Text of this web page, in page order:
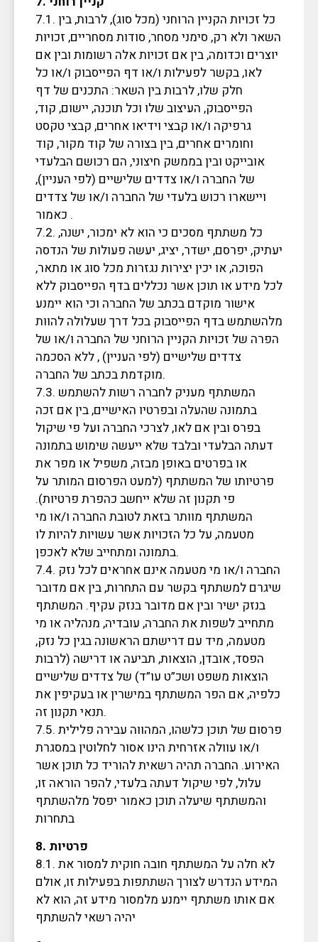
7.1. כל זכויות הקניין הרוחני (מכל סוג), לרבות, בין
השאר ולא רק, סימני מסחר, סודות מסחריים, זכויות
יוצרים וכדומה, בין אם זכויות אלה רשומות ובין אם
לאו, בקשר לפעילות ו/או דף הפייסבוק ו/או כל
חלק שלו, לרבות בין השאר: התכנים של דף
הפייסבוק, העיצוב שלו וכל תוכנה, יישום, קוד,
גרפיקה ו/או קבצי וידיאו אחרים, קבצי טקסט
וחומרים אחרים, בין בצורה של קוד מקור, קוד
אובייקט ובין בממשק חיצוני, הם רכושם הבלעדי
של החברה ו/או צדדים שלישיים (לפי העניין),
ויישארו רכוש בלעדי של החברה ו/או של צדדים
כאמור .
7.2. כל משתתף מסכים כי הוא לא ימכור, ישנה,
יעתיק, יפרסם, ישדר, יציג, יעשה פעולות של הנדסה
הפוכה, או יכין יצירות נגזרות מכל סוג או מתאר,
לכל מידע או תוכן אשר נכללים בדף הפייסבוק ללא
אישור מוקדם בכתב של החברה וכי הוא יימנע
מלהשתמש בדף הפייסבוק בכל דרך שעלולה להוות
הפרה של זכויות הקניין הרוחני של החברה ו/או של
צדדים שלישיים (לפי העניין) , ללא הסכמה
מוקדמת בכתב של החברה.
7.3. המשתתף מעניק לחברה רשות להשתמש
בתמונה שהעלה ובפרטיו האישיים, בין אם זכה
בפרס ובין אם לאו, לצרכי החברה ועל פי שיקול
דעתה הבלעדי ובלבד שלא ייעשה שימוש בתמונה
או בפרטים באופן מבזה, משפיל או מפר את
פרטיותו של המשתתף (למעט הפרסום המותר על
פי תקנון זה שלא ייחשב כהפרת פרטיות).
המשתתף מוותר בזאת לטובת החברה ו/או מי
מטעמה, על כל הזכויות אשר עשויות להיות לו
בתמונה ומתחייב שלא לאכפן.
7.4. החברה ו/או מי מטעמה אינם אחראים לכל נזק
שיגרם למשתתף בקשר עם התחרות, בין אם מדובר
בנזק ישיר ובין אם מדובר בנזק עקיף. המשתתף
מתחייב לשפות את החברה, עובדיה, מנהליה או מי
מטעמה, מיד עם דרישתם הראשונה בגין כל נזק,
הפסד, אובדן, הוצאות, תביעה או דרישה (לרבות
הוצאות משפט ושכ”ט עו”ד) של צדדים שלישיים
כלפיה, אם הפר המשתתף במישרין או בעקיפין את
תנאי תקנון זה.
7.5. פרסום של תוכן כלשהו, המהווה עבירה פלילית
ו/או עוולה אזרחית הינו אסור לחלוטין במסגרת
האירוע. החברה תהיה רשאית להוריד כל תוכן אשר
עלול, לפי שיקול דעתה בלעדי, להפר הוראה זו,
והמשתתף שיעלה תוכן כאמור יפסל מלהשתתף
בתחרות
8. פרטיות
8.1. לא חלה על המשתתף חובה חוקית למסור את
המידע הנדרש לצורך השתתפות בפעילות זו, אולם
אם אותו משתתף יימנע מלמסור מידע זה, הוא לא
יהיה רשאי להשתתף